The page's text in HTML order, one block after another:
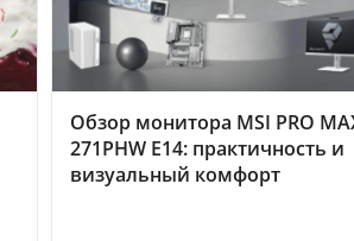
Обзор монитора MSI PRO
271PHW E14: практичность и
визуальный комфорт